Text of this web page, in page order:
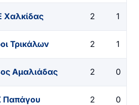
Χαλκίδας 2 1
Τρικάλων 2 1
Αμαλιάδας 2 0
Παπάγου 2 0